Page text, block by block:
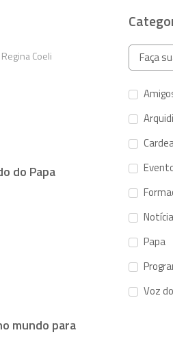
Coeli
do Papa
mundo para
Papa
Voz